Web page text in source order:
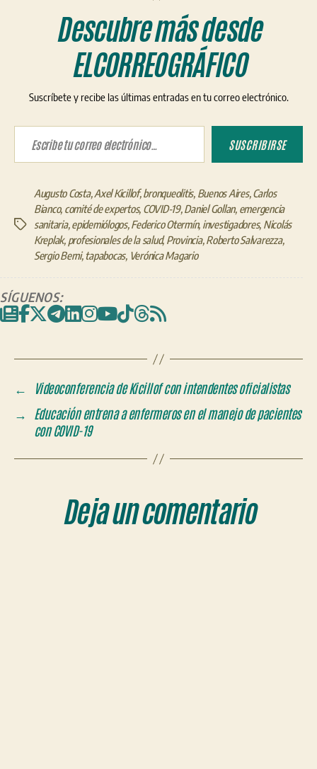
Descubre más desde
ELCORREOGRÁFICO
Suscríbete y recibe las últimas entradas en tu correo electrónico.
Escribe tu correo electrónico…
SUSCRIBIRSE
Etiquetas
Augusto Costa,Axel Kicillof,bronqueolitis, Buenos Aires,Carlos
Bianco, comité de expertos, COVID-19,Daniel Gollan, emergencia
sanitaria,epidemiólogos,Federico Otermín, investigadores, Nicolás
Kreplak, profesionales de la salud,Provincia,Roberto Salvarezza,
Sergio Berni,tapabocas, Verónica Magario
SÍGUENOS:
←
Videoconferencia de Kicillof con intendentes oficialistas
→ Educación entrena a enfermeros en el manejo de pacientes
con COVID-19
Deja un comentario